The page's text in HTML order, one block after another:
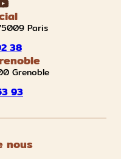
Paris
38
Grenoble
93
nous